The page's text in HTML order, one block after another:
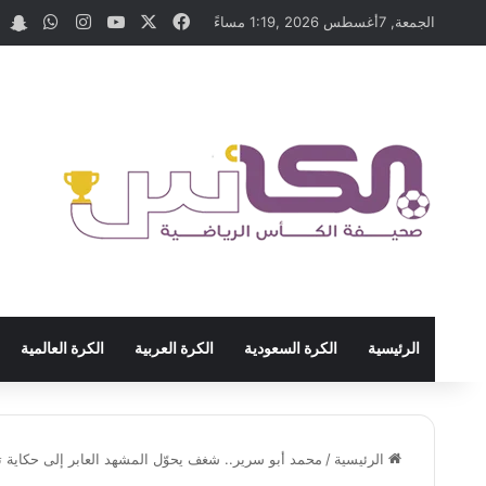
الجمعة, 7أغسطس 2026 ,1:19 مساءً فيسبوك ‫YouTubeانستقرام
الرئيسية الكرة السعودية الكرة العربية الكرة العالمية
الرئيسية / محمد أبو سرير.. شغف يحوّل المشهد العابر إلى حكاية